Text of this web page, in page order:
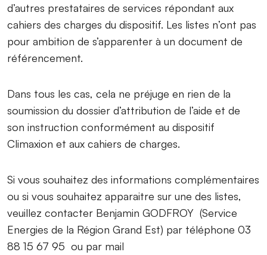
d’autres prestataires de services répondant aux
cahiers des charges du dispositif. Les listes n’ont pas
pour ambition de s’apparenter à un document de
référencement.
Dans tous les cas, cela ne préjuge en rien de la
soumission du dossier d’attribution de l’aide et de
son instruction conformément au dispositif
Climaxion et aux cahiers de charges.
Si vous souhaitez des informations complémentaires
ou si vous souhaitez apparaitre sur une des listes,
veuillez contacter Benjamin GODFROY (Service
Energies de la Région Grand Est) par téléphone 03
88 15 67 95 ou par mail